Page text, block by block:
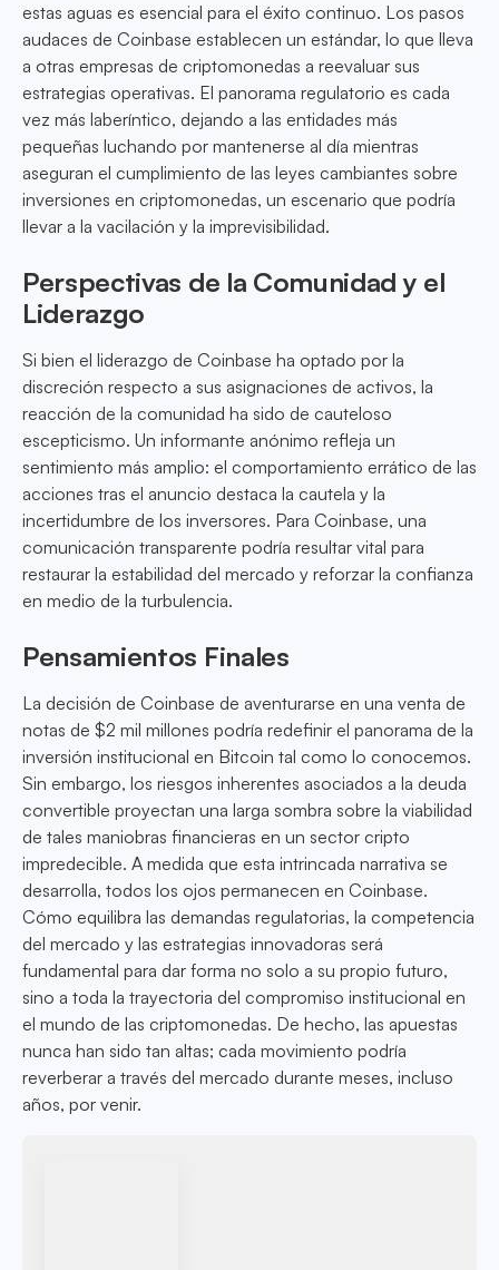
estas aguas es esencial para el éxito continuo. Los pasos
audaces de Coinbase establecen un estándar, lo que lleva
a otras empresas de criptomonedas a reevaluar sus
estrategias operativas. El panorama regulatorio es cada
vez más laberíntico, dejando a las entidades más
pequeñas luchando por mantenerse al día mientras
aseguran el cumplimiento de las leyes cambiantes sobre
inversiones en criptomonedas, un escenario que podría
llevar a la vacilación y la imprevisibilidad.
Perspectivas de la Comunidad y el
Liderazgo
Si bien el liderazgo de Coinbase ha optado por la
discreción respecto a sus asignaciones de activos, la
reacción de la comunidad ha sido de cauteloso
escepticismo. Un informante anónimo refleja un
sentimiento más amplio: el comportamiento errático de las
acciones tras el anuncio destaca la cautela y la
incertidumbre de los inversores. Para Coinbase, una
comunicación transparente podría resultar vital para
restaurar la estabilidad del mercado y reforzar la confianza
en medio de la turbulencia.
Pensamientos Finales
La decisión de Coinbase de aventurarse en una venta de
notas de $2 mil millones podría redefinir el panorama de la
inversión institucional en Bitcoin tal como lo conocemos.
Sin embargo, los riesgos inherentes asociados a la deuda
convertible proyectan una larga sombra sobre la viabilidad
de tales maniobras financieras en un sector cripto
impredecible. A medida que esta intrincada narrativa se
desarrolla, todos los ojos permanecen en Coinbase.
Cómo equilibra las demandas regulatorias, la competencia
del mercado y las estrategias innovadoras será
fundamental para dar forma no solo a su propio futuro,
sino a toda la trayectoria del compromiso institucional en
el mundo de las criptomonedas. De hecho, las apuestas
nunca han sido tan altas; cada movimiento podría
reverberar a través del mercado durante meses, incluso
años, por venir.